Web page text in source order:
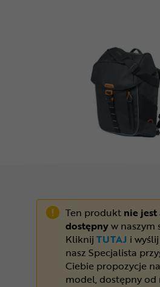
Superoferta
Ten produkt nie
dostępnyw naszym
Kliknij TUTAJ i
nasz Specjalista
Ciebie propozycje
model, dostępny od